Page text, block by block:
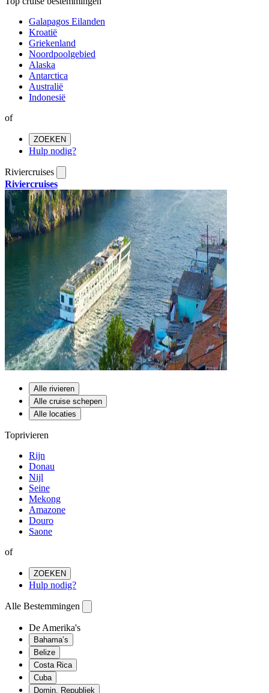
Galapagos Eilanden
Kroatië
Griekenland
Noordpoolgebied
Alaska
Antarctica
Australië
Indonesië
of
ZOEKEN
Hulp nodig?
Riviercruises
Riviercruises
Alle rivieren
Alle cruise schepen
Alle locaties
Toprivieren
Rijn
Donau
Nijl
Seine
Mekong
Amazone
Douro
Saone
of
ZOEKEN
Hulp nodig?
Alle Bestemmingen
De Amerika's
Bahama’s
Belize
Costa Rica
Cuba
Domin. Republiek